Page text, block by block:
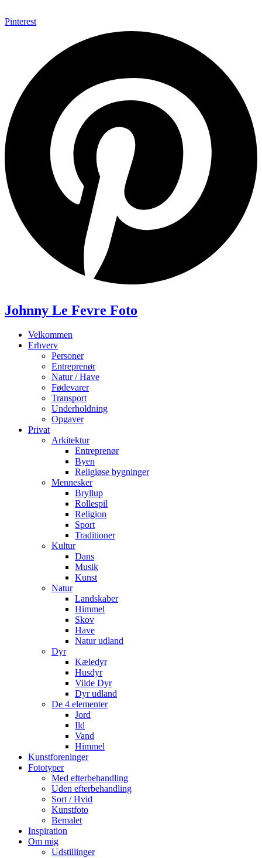
Pinterest
Johnny Le Fevre Foto
Velkommen
Erhverv
Personer
Entreprenør
Natur / Have
Fødevarer
Transport
Underholdning
Opgaver
Privat
Arkitektur
Entreprenør
Byen
Religiøse bygninger
Mennesker
Bryllup
Rollespil
Religion
Sport
Traditioner
Kultur
Dans
Musik
Kunst
Natur
Landskaber
Himmel
Skov
Have
Natur udland
Dyr
Kæledyr
Husdyr
Vilde Dyr
Dyr udland
De 4 elementer
Jord
Ild
Vand
Himmel
Kunstforeninger
Fototyper
Med efterbehandling
Uden efterbehandling
Sort / Hvid
Kunstfoto
Bemalet
Inspiration
Om mig
Udstillinger